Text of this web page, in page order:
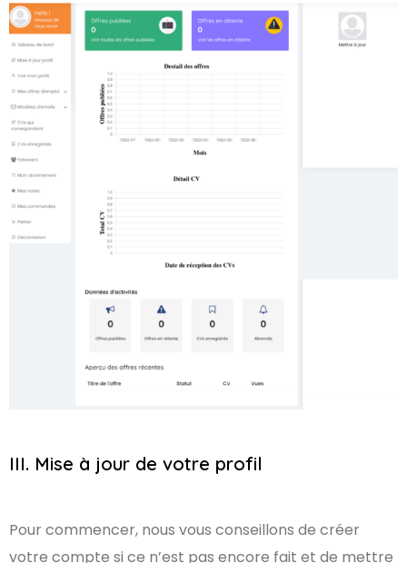
III. Mise à jour de votre profil
Pour commencer, nous vous conseillons de créer
votre compte si ce n’est pas encore fait et de mettre